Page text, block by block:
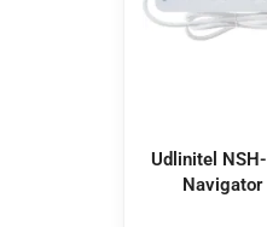
Udlinitel NSH-PE01-WiFi
Navigator